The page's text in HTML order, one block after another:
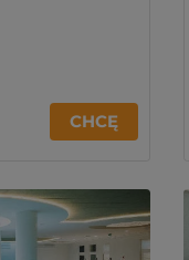
CHCĘ